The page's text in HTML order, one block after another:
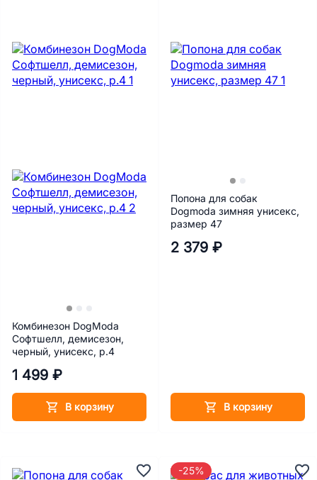
Комбинезон DogModa
Софтшелл, демисезон,
черный, унисекс, р.4
1 499 ₽
В корзину
Попона для собак
Dogmoda зимняя унисекс,
размер 47
2 379 ₽
В корзину
-25%